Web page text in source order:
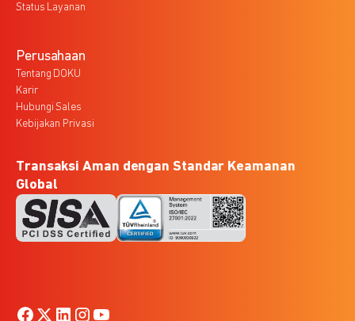
Status Layanan
Perusahaan
Tentang DOKU
Karir
Hubungi Sales
Kebijakan Privasi
Transaksi Aman dengan Standar Keamanan
Global